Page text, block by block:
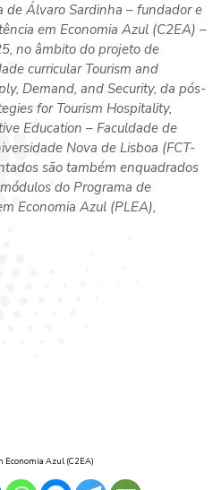
de Álvaro Sardinha – fundador e
em Economia Azul (C2EA) –
no âmbito do projeto de
curricular Tourism and
Demand, and Security, da pós-
for Tourism Hospitality,
Education – Faculdade de
Nova de Lisboa (FCT-
são também enquadrados
do Programa de
Economia Azul (PLEA),
Economia Azul (C2EA)